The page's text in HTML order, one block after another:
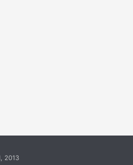
2013